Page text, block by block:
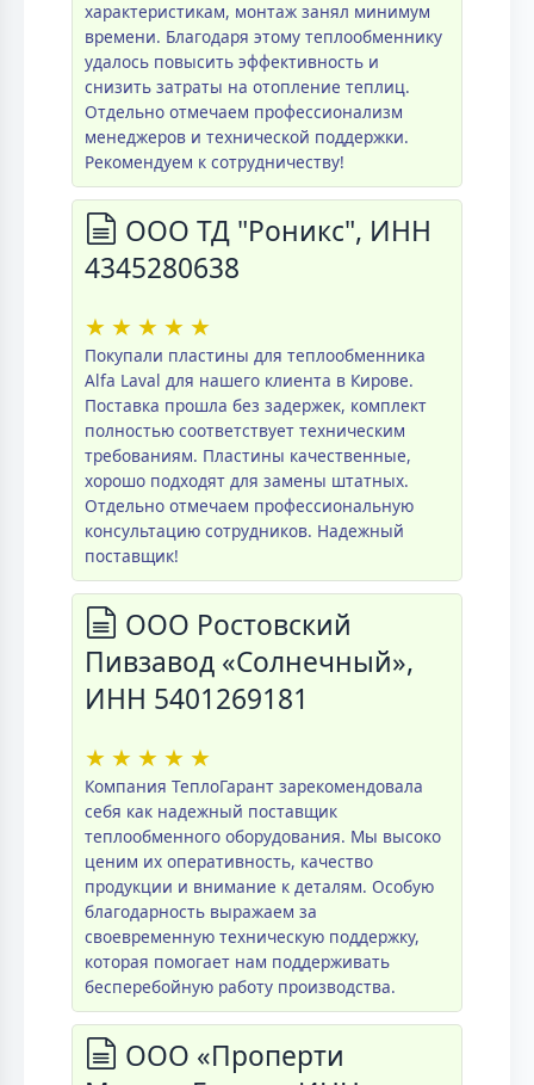
характеристикам, монтаж занял минимум
времени. Благодаря этому теплообменнику
удалось повысить эффективность и
снизить затраты на отопление теплиц.
Отдельно отмечаем профессионализм
менеджеров и технической поддержки.
Рекомендуем к сотрудничеству!
ООО ТД "Роникс", ИНН
4345280638
★ ★ ★ ★ ★
Покупали пластины для теплообменника
Alfa Laval для нашего клиента в Кирове.
Поставка прошла без задержек, комплект
полностью соответствует техническим
требованиям. Пластины качественные,
хорошо подходят для замены штатных.
Отдельно отмечаем профессиональную
консультацию сотрудников. Надежный
поставщик!
ООО Ростовский
Пивзавод «Солнечный»,
ИНН 5401269181
★ ★ ★ ★ ★
Компания ТеплоГарант зарекомендовала
себя как надежный поставщик
теплообменного оборудования. Мы высоко
ценим их оперативность, качество
продукции и внимание к деталям. Особую
благодарность выражаем за
своевременную техническую поддержку,
которая помогает нам поддерживать
бесперебойную работу производства.
ООО «Проперти